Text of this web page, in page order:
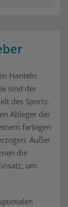
Hanteln
sind der
des Sports.
Ableger der
farbigen
Außer
die
um